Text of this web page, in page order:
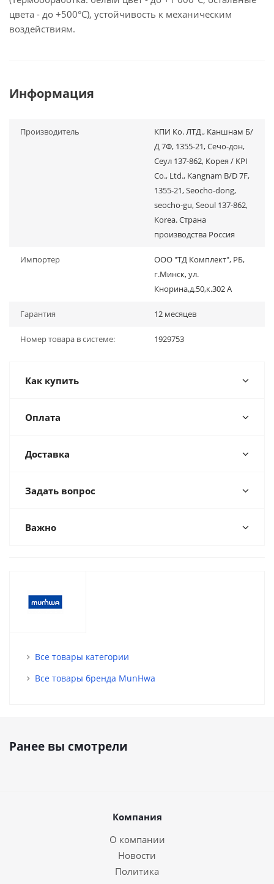
цвета - до +500°С), устойчивость к механическим
воздействиям.
Информация
Производитель
КПИ Ко. ЛТД., Каншнам Б/
Д 7Ф, 1355-21, Сечо-дон,
Сеул 137-862, Корея / KPI
Co., Ltd., Kangnam B/D 7F,
1355-21, Seocho-dong,
seocho-gu, Seoul 137-862,
Korea. Страна
производства Россия
Импортер
ООО "ТД Комплект", РБ,
г.Минск, ул.
Кнорина,д.50,к.302 А
Гарантия 12 месяцев
Номер товара в системе: 1929753
Как купить
Оплата
Доставка
Задать вопрос
Важно
Все товары категории
Все товары бренда MunHwa
Ранее вы смотрели
Компания
О компании
Новости
Политика